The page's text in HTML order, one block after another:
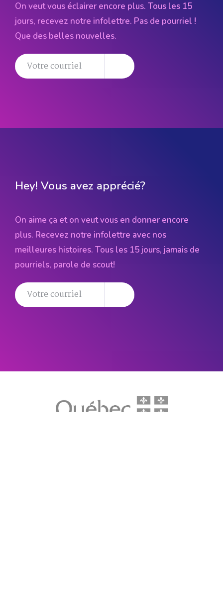
On veut vous éclairer encore plus. Tous les 15
jours, recevez notre infolettre. Pas de pourriel !
Que des belles nouvelles.
Hey! Vous avez apprécié?
On aime ça et on veut vous en donner encore
plus. Recevez notre infolettre avec nos
meilleures histoires. Tous les 15 jours, jamais de
pourriels, parole de scout!